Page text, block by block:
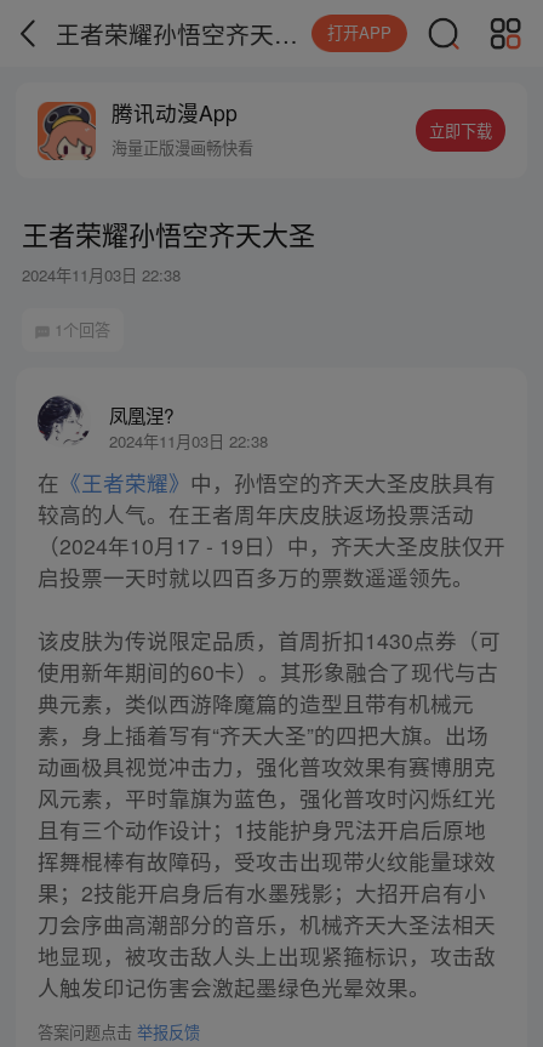
王者荣耀孙悟空齐天大圣 打开APP
腾讯动漫App
海量正版漫画畅快看
立即下载
王者荣耀孙悟空齐天大圣
2024年11月03日 22:38
1个回答
凤凰涅?
2024年11月03日 22:38
在 《王者荣耀》 中，孙悟空的齐天大圣皮肤具有
较高的人气。在王者周年庆皮肤返场投票活动
（2024年10月17 - 19日）中，齐天大圣皮肤仅开
启投票一天时就以四百多万的票数遥遥领先。
该皮肤为传说限定品质，首周折扣1430点券（可
使用新年期间的60卡）。其形象融合了现代与古
典元素，类似西游降魔篇的造型且带有机械元
素，身上插着写有“齐天大圣”的四把大旗。出场
动画极具视觉冲击力，强化普攻效果有赛博朋克
风元素，平时靠旗为蓝色，强化普攻时闪烁红光
且有三个动作设计；1技能护身咒法开启后原地
挥舞棍棒有故障码，受攻击出现带火纹能量球效
果；2技能开启身后有水墨残影；大招开启有小
刀会序曲高潮部分的音乐，机械齐天大圣法相天
地显现，被攻击敌人头上出现紧箍标识，攻击敌
人触发印记伤害会激起墨绿色光晕效果。
答案问题点击 举报反馈